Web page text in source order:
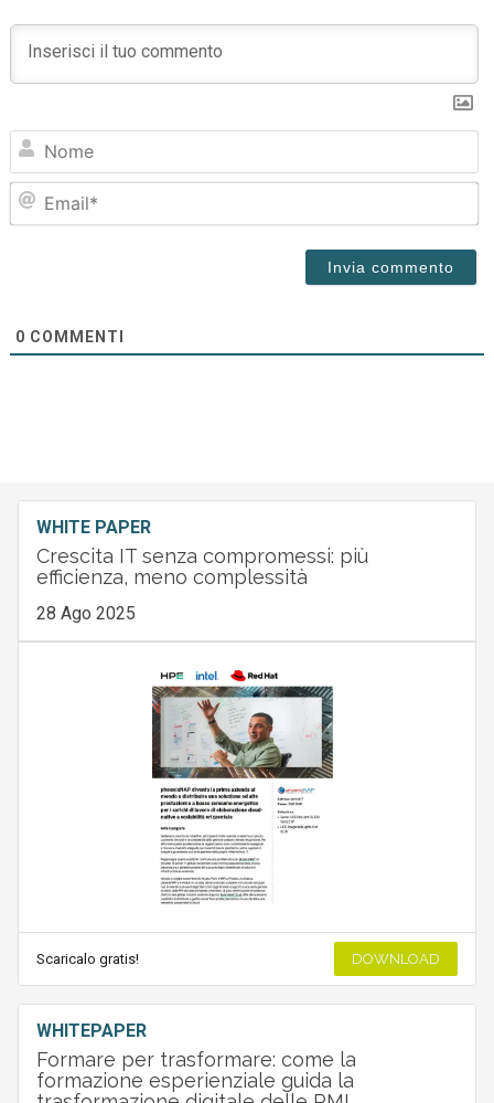
0 COMMENTI
WHITE PAPER
Crescita IT senza compromessi: più
efficienza, meno complessità
28 Ago 2025
Scaricalo gratis! DOWNLOAD
WHITEPAPER
Formare per trasformare: come la
formazione esperienziale guida la